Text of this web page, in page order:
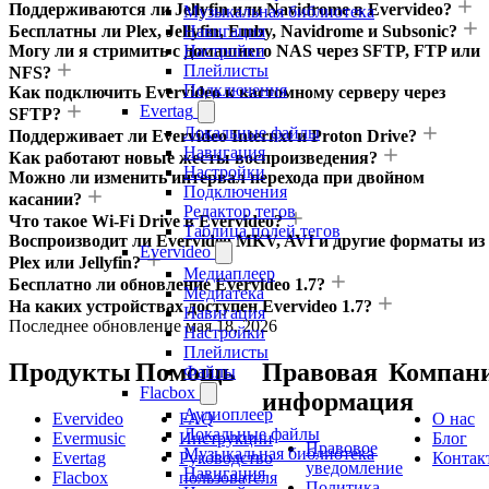
Музыкальная библиотека
Навигация
Настройки
Плейлисты
Подключения
Evertag
Локальные файлы
Навигация
Настройки
Подключения
Редактор тегов
Таблица полей тегов
Evervideo
Медиаплеер
Медиатека
Навигация
Настройки
Плейлисты
Файлы
Flacbox
Аудиоплеер
Локальные файлы
Музыкальная библиотека
Навигация
Поддерживаются ли Jellyfin или Navidrome в Evervideo?
Бесплатны ли Plex, Jellyfin, Emby, Navidrome и Subsonic?
Могу ли я стримить с домашнего NAS через SFTP, FTP или
NFS?
Как подключить Evervideo к кастомному серверу через
SFTP?
Поддерживает ли Evervideo Internxt и Proton Drive?
Как работают новые жесты воспроизведения?
Можно ли изменить интервал перехода при двойном
касании?
Что такое Wi-Fi Drive в Evervideo?
Воспроизводит ли Evervideo MKV, AVI и другие форматы из
Plex или Jellyfin?
Бесплатно ли обновление Evervideo 1.7?
На каких устройствах доступен Evervideo 1.7?
Последнее обновлениемая 18, 2026
Продукты
Evervideo
Evermusic
Evertag
Flacbox
Помощь
FAQ
Инструкции
Руководство
пользователя
Правовая
информация
Правовое
уведомление
О нас
Блог